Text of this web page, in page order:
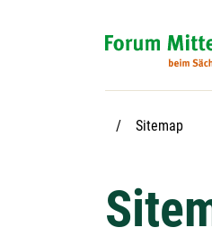
:Sitemap